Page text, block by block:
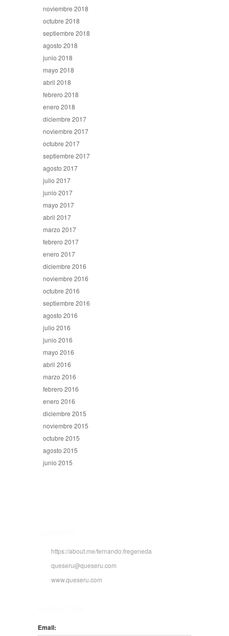
noviembre 2018
octubre 2018
septiembre 2018
agosto 2018
junio 2018
mayo 2018
abril 2018
febrero 2018
enero 2018
diciembre 2017
noviembre 2017
octubre 2017
septiembre 2017
agosto 2017
julio 2017
junio 2017
mayo 2017
abril 2017
marzo 2017
febrero 2017
enero 2017
diciembre 2016
noviembre 2016
octubre 2016
septiembre 2016
agosto 2016
julio 2016
junio 2016
mayo 2016
abril 2016
marzo 2016
febrero 2016
enero 2016
diciembre 2015
noviembre 2015
octubre 2015
agosto 2015
junio 2015
https://about.me/fernando.fregeneda
queseru@queseru.com
www.queseru.com
Email: